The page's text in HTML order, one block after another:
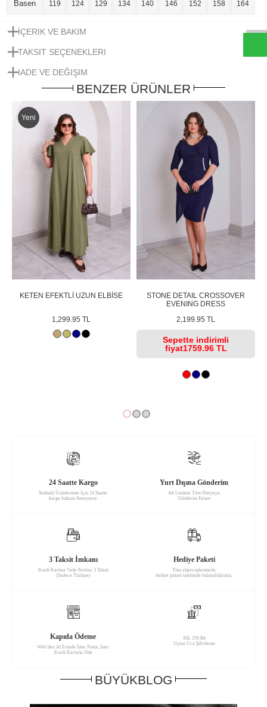
Basen 119 124 129 134 140 146 152 158 164
İÇERIK VE BAKIM
TAKSIT SEÇENEKLERI
IADE VE DEĞIŞIM
BENZER ÜRÜNLER
Yeni
KETEN EFEKTLİ UZUN ELBİSE
1,299.95 TL
STONE DETAIL CROSSOVER
EVENING DRESS
2,199.95 TL
Sepette indirimli
fiyat1759.96 TL
24 Saatte Kargo
Stoktaki Ürünlerimiz İçin 24 Saatte
kargo İmkanı Sunuyoruz
Yurt Dışına Gönderim
Alt Limitsiz Tüm Dünyaya
Gönderim Fırsatı
3 Taksit İmkanı
Kredi Kartına Vade Farksız 3 Taksit
(Sadece Türkiye)
Hediye Paketi
Tüm alışverişlerinizde
hediye paketi talebinde bulunabilirsiniz.
Kapıda Ödeme
Web’den Al Evinde İster Nakit, İster
Kredi Kartıyla Öde
SSL 256 Bit
Uçtan Uca Şifreleme
BÜYÜKBLOG